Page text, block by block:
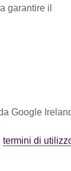
garantire il
Google
termini di